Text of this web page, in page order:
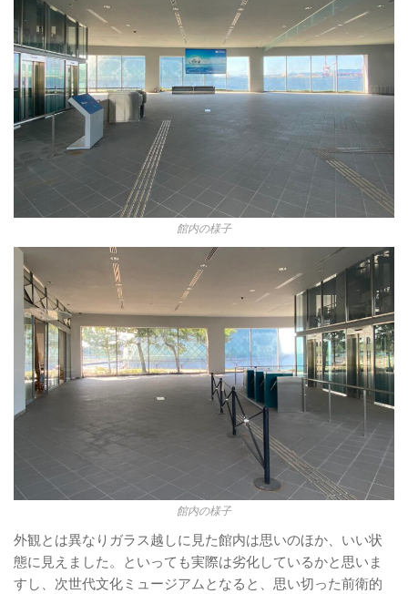
館内の様子
館内の様子
外観とは異なりガラス越しに見た館内は思いのほか、いい状
態に見えました。といっても実際は劣化しているかと思いま
すし、次世代文化ミュージアムとなると、思い切った前衛的